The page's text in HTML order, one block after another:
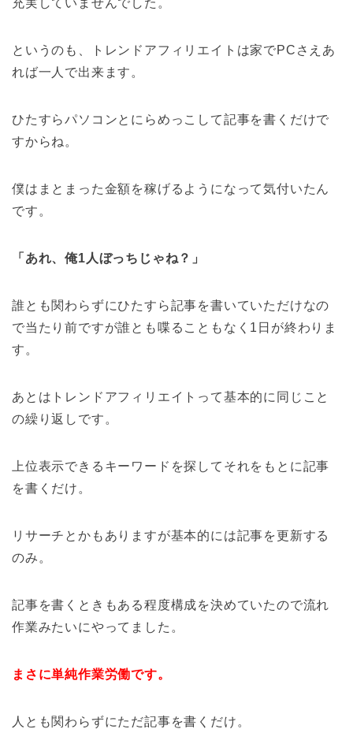
というのも、トレンドアフィリエイトは家でPCさえあ
れば一人で出来ます。
ひたすらパソコンとにらめっこして記事を書くだけで
すからね。
僕はまとまった金額を稼げるようになって気付いたん
です。
「あれ、俺1人ぼっちじゃね？」
誰とも関わらずにひたすら記事を書いていただけなの
で当たり前ですが誰とも喋ることもなく1日が終わりま
す。
あとはトレンドアフィリエイトって基本的に同じこと
の繰り返しです。
上位表示できるキーワードを探してそれをもとに記事
を書くだけ。
リサーチとかもありますが基本的には記事を更新する
のみ。
記事を書くときもある程度構成を決めていたので流れ
作業みたいにやってました。
まさに単純作業労働です。
人とも関わらずにただ記事を書くだけ。